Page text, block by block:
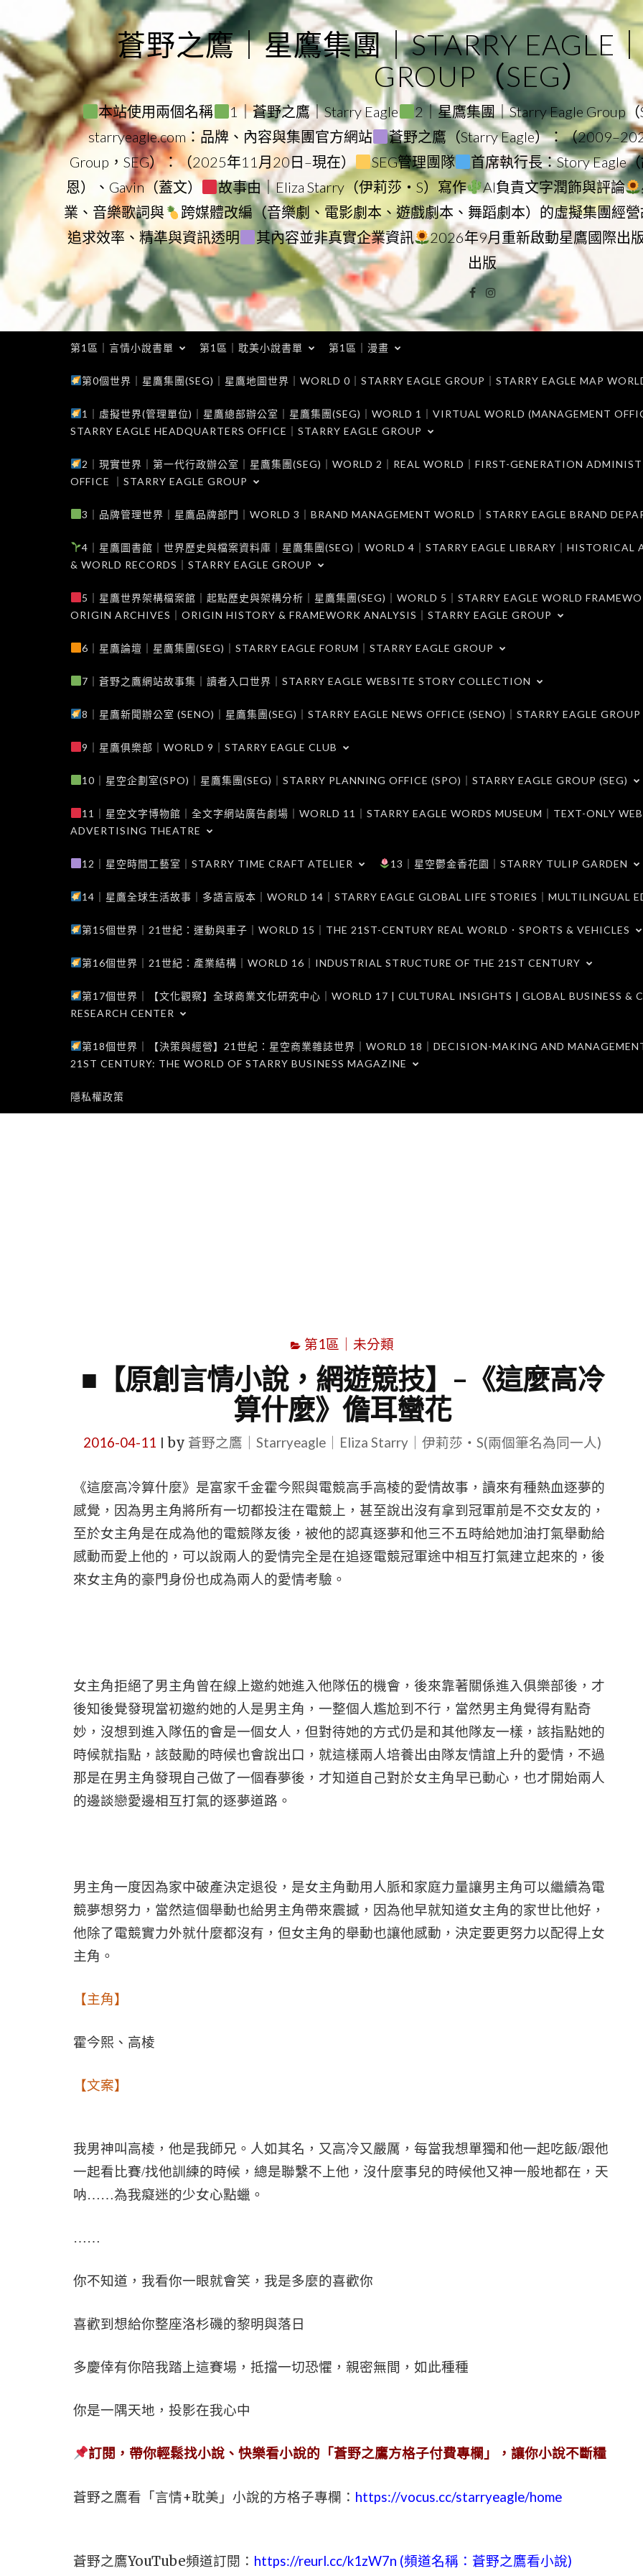
to
content
蒼野之鷹｜星鷹集團｜STARRY EAGLE
GROUP（SEG）
本站使用兩個名稱 1｜蒼野之鷹｜Starry Eagle
2｜星鷹集團｜Starry Eagle Group（
starryeagle.com：品牌、內容與集團官方網站
蒼野之鷹（Starry Eagle）：（
Group，SEG）：（2025年11月20日–現在）
SEG管理團隊
首席執行長：Story Eagle
恩）、Gavin（蓋文）
故事由｜Eliza Starry（伊莉莎・S）寫作 AI負責文字潤飾與評論
業、音樂歌詞與
跨媒體改編（音樂劇、電影劇本、遊戲劇本、舞蹈劇本）的虛擬集團經
追求效率、精準與資訊透明
其內容並非真實企業資訊
2026年9月重新啟動星鷹國際出
出版
Facebook
Instagram
第1區｜言情小說書單 第1區｜耽美小說書單 第1區｜漫畫
第0個世界｜星鷹集團(SEG)｜星鷹地圖世界｜WORLD 0｜STARRY EAGLE GROUP｜STARRY EAGLE MAP
1｜虛擬世界(管理單位)｜星鷹總部辦公室｜星鷹集團(SEG)｜WORLD 1｜VIRTUAL WORLD (MANAGEMENT
STARRY EAGLE HEADQUARTERS OFFICE｜STARRY EAGLE GROUP
2｜現實世界｜第一代行政辦公室｜星鷹集團(SEG)｜WORLD 2｜REAL WORLD｜FIRST-GENERATION
OFFICE ｜STARRY EAGLE GROUP
3｜品牌管理世界｜星鷹品牌部門｜WORLD 3｜BRAND MANAGEMENT WORLD｜STARRY EAGLE BRAND
4｜星鷹圖書館｜世界歷史與檔案資料庫｜星鷹集團(SEG)｜WORLD 4｜STARRY EAGLE LIBRARY｜HISTORICAL
& WORLD RECORDS｜STARRY EAGLE GROUP
5｜星鷹世界架構檔案館｜起點歷史與架構分析｜星鷹集團(SEG)｜WORLD 5｜STARRY EAGLE WORLD
ORIGIN ARCHIVES｜ORIGIN HISTORY & FRAMEWORK ANALYSIS｜STARRY EAGLE GROUP
6｜星鷹論壇｜星鷹集團(SEG)｜STARRY EAGLE FORUM｜STARRY EAGLE GROUP
7｜蒼野之鷹網站故事集｜讀者入口世界｜STARRY EAGLE WEBSITE STORY COLLECTION
8｜星鷹新聞辦公室 (SENO)｜星鷹集團(SEG)｜STARRY EAGLE NEWS OFFICE (SENO)｜STARRY EAGLE GROUP
9｜星鷹俱樂部｜WORLD 9｜STARRY EAGLE CLUB
10｜星空企劃室(SPO)｜星鷹集團(SEG)｜STARRY PLANNING OFFICE (SPO)｜STARRY EAGLE GROUP (SEG)
11｜星空文字博物館｜全文字網站廣告劇場｜WORLD 11｜STARRY EAGLE WORDS MUSEUM｜TEXT-ONLY
ADVERTISING THEATRE
12｜星空時間工藝室｜STARRY TIME CRAFT ATELIER 13｜星空鬱金香花園｜STARRY TULIP GARDEN
14｜星鷹全球生活故事｜多語言版本｜WORLD 14｜STARRY EAGLE GLOBAL LIFE STORIES｜MULTILINGUAL
第15個世界｜21世紀：運動與車子｜WORLD 15｜THE 21ST-CENTURY REAL WORLD．SPORTS & VEHICLES
第16個世界｜21世紀：產業結構｜WORLD 16｜INDUSTRIAL STRUCTURE OF THE 21ST CENTURY
第17個世界｜【文化觀察】全球商業文化研究中心｜WORLD 17 | CULTURAL INSIGHTS | GLOBAL BUSINESS &
RESEARCH CENTER
第18個世界｜【決策與經營】21世紀：星空商業雜誌世界｜WORLD 18｜DECISION-MAKING AND
21ST CENTURY: THE WORLD OF STARRY BUSINESS MAGAZINE
隱私權政策
第1區｜未分類
■【原創言情小說，網遊競技】–《這麼高冷
算什麼》儋耳蠻花
2016-04-11 by 蒼野之鷹｜Starryeagle｜Eliza Starry｜伊莉莎・S(兩個筆名為同一人)
《這麼高冷算什麼》是富家千金霍今熙與電競高手高棱的愛情故事，讀來有種熱血逐夢的
感覺，因為男主角將所有一切都投注在電競上，甚至說出沒有拿到冠軍前是不交女友的，
至於女主角是在成為他的電競隊友後，被他的認真逐夢和他三不五時給她加油打氣舉動給
感動而愛上他的，可以說兩人的愛情完全是在追逐電競冠軍途中相互打氣建立起來的，後
來女主角的豪門身份也成為兩人的愛情考驗。
女主角拒絕了男主角曾在線上邀約她進入他隊伍的機會，後來靠著關係進入俱樂部後，才
後知後覺發現當初邀約她的人是男主角，一整個人尷尬到不行，當然男主角覺得有點奇
妙，沒想到進入隊伍的會是一個女人，但對待她的方式仍是和其他隊友一樣，該指點她的
時候就指點，該鼓勵的時候也會說出口，就這樣兩人培養出由隊友情誼上升的愛情，不過
那是在男主角發現自己做了一個春夢後，才知道自己對於女主角早已動心，也才開始兩人
的邊談戀愛邊相互打氣的逐夢道路。
男主角一度因為家中破產決定退役，是女主角動用人脈和家庭力量讓男主角可以繼續為電
競夢想努力，當然這個舉動也給男主角帶來震撼，因為他早就知道女主角的家世比他好，
他除了電競實力外就什麼都沒有，但女主角的舉動也讓他感動，決定要更努力以配得上女
主角。
【主角】
霍今熙、高棱
【文案】
我男神叫高棱，他是我師兄。人如其名，又高冷又嚴厲，每當我想單獨和他一起吃飯/跟他
一起看比賽/找他訓練的時候，總是聯繫不上他，沒什麼事兒的時候他又神一般地都在，天
呐……為我癡迷的少女心點蠟。
……
你不知道，我看你一眼就會笑，我是多麼的喜歡你
喜歡到想給你整座洛杉磯的黎明與落日
多慶倖有你陪我踏上這賽場，抵擋一切恐懼，親密無間，如此種種
你是一隅天地，投影在我心中
訂閱，帶你輕鬆找小說、快樂看小說的「蒼野之鷹方格子付費專欄」，讓你小說不斷糧
蒼野之鷹看「言情+耽美」小說的方格子專欄： https://vocus.cc/starryeagle/home
蒼野之鷹YouTube頻道訂閱： https://reurl.cc/k1zW7n (頻道名稱：蒼野之鷹看小說)